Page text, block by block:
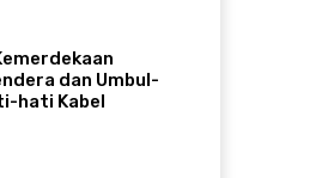
dan Umbul-
hati Kabel